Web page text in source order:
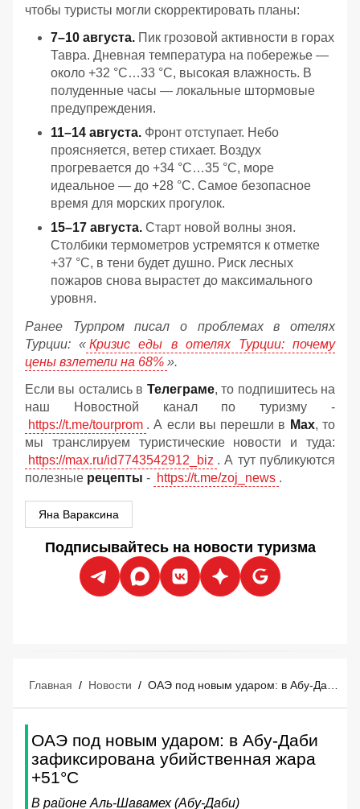
чтобы туристы могли скорректировать планы:
7–10 августа. Пик грозовой активности в горах
Тавра. Дневная температура на побережье —
около +32 °C…33 °C, высокая влажность. В
полуденные часы — локальные штормовые
предупреждения.
11–14 августа. Фронт отступает. Небо
проясняется, ветер стихает. Воздух
прогревается до +34 °C…35 °C, море
идеальное — до +28 °C. Самое безопасное
время для морских прогулок.
15–17 августа. Старт новой волны зноя.
Столбики термометров устремятся к отметке
+37 °C, в тени будет душно. Риск лесных
пожаров снова вырастет до максимального
уровня.
Ранее Турпром писал о проблемах в отелях
Турции: « Кризис еды в отелях Турции: почему
цены взлетели на 68% ».
Если вы остались в Телеграме, то подпишитесь на
наш Новостной канал по туризму -
https://t.me/tourprom . А если вы перешли в Мах, то
мы транслируем туристические новости и туда:
https://max.ru/id7743542912_biz . А тут публикуются
полезные рецепты - https://t.me/zoj_news .
Яна Вараксина
Подписывайтесь на новости туризма
Главная / Новости /
ОАЭ под новым ударом: в Абу-Даби
зафиксирована убийственная жара
+51°C
В районе Аль-Шавамех (Абу-Даби)